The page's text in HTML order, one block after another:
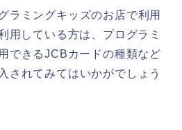
ラミングキッズのお店で利用
用している方は、プログラミ
できるJCBカードの種類など
されてみてはいかがでしょう